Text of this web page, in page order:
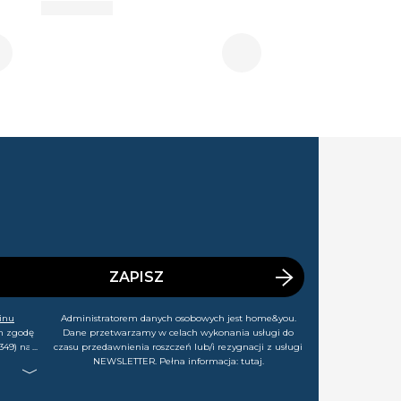
zgodę
na
chwili
ZAPISZ
Administratorem danych osobowych jest home&you.
Dane przetwarzamy w celach wykonania usługi do
czasu przedawnienia roszczeń lub/i rezygnacji z usługi
NEWSLETTER. Pełna informacja: tutaj.